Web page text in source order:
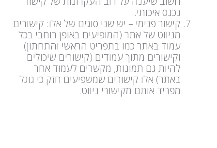
נכנס איכותי.
קישור פנימי – יש שני סוגים של אלו: קישורים
מניווט של אתר (המופיעים באופן רוחבי בכל
עמוד באתר כמו בתפריט הראשי והתחתון)
וקישורים מתוך עמודים (קישורים שיכולים
להיות גם תמונות, מקשרים לעמוד אחר
באתר) אלו קישורים שמשפיעים חזק כי גוגל
מפריד אותם מקישורי ניווט.